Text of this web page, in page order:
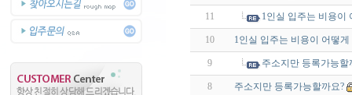
11 1인실 입주는 비용이
10 1인실 입주는 비용이 어떻게
9 주소지만 등록가능할
8 주소지만 등록가능할까요?